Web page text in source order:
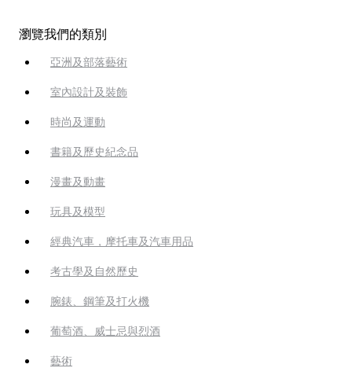
瀏覽我們的類別
亞洲及部落藝術
室內設計及裝飾
時尚及運動
書籍及歷史紀念品
漫畫及動畫
玩具及模型
經典汽車，摩托車及汽車用品
考古學及自然歷史
腕錶、鋼筆及打火機
葡萄酒、威士忌與烈酒
藝術